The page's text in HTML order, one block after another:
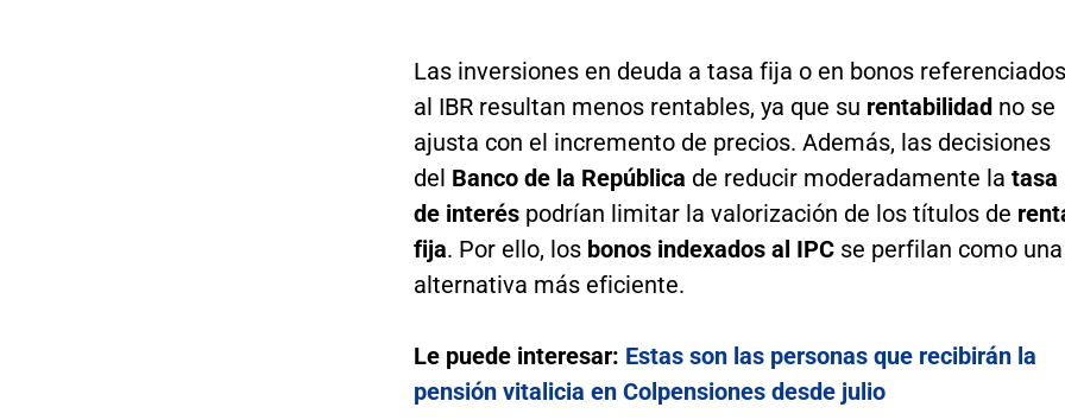
Las inversiones en deuda a tasa fija o en bonos referenciados
al IBR resultan menos rentables, ya que su rentabilidadno se
ajusta con el incremento de precios. Además, las decisiones
del Banco de la República de reducir moderadamente la tasa
de interéspodrían limitar la valorización de los títulos de
fija. Por ello, los bonos indexados al IPCse perfilan como una
alternativa más eficiente.
Le puede interesar: Estas son las personas que recibirán la
pensión vitalicia en Colpensiones desde julio